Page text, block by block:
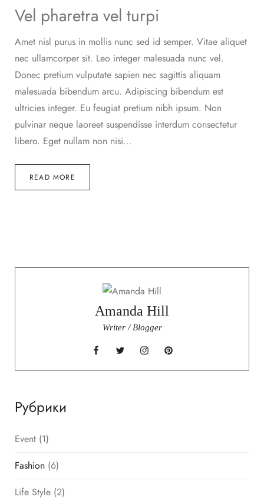
Amanda Hill
Writer / Blogger
Рубрики
Event (1)
Fashion (6)
Life Style (2)
Vel pharetra vel turpi
Amet nisl purus in mollis nunc sed id semper. Vitae aliquet
nec ullamcorper sit. Leo integer malesuada nunc vel.
Donec pretium vulputate sapien nec sagittis aliquam
malesuada bibendum arcu. Adipiscing bibendum est
ultricies integer. Eu feugiat pretium nibh ipsum. Non
pulvinar neque laoreet suspendisse interdum consectetur
libero. Eget nullam non nisi…
READ MORE